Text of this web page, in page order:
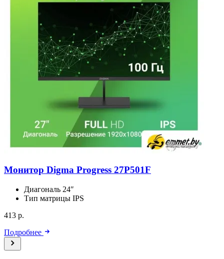
Монитор Digma Progress 27P501F
Диагональ 24″
Тип матрицы IPS
413 р.
Подробнее